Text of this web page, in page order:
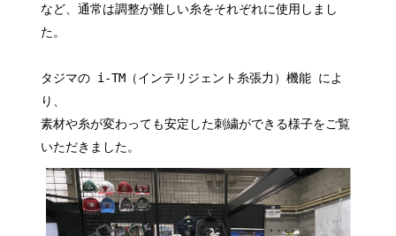
など、通常は調整が難しい糸をそれぞれに使用しまし
た。
タジマの i-TM（インテリジェント糸張力）機能 によ
り、
素材や糸が変わっても安定した刺繍ができる様子をご覧
いただきました。